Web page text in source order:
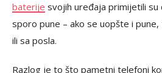
baterije svojih uređaja primijetili
sporo pune – ako se uopšte i
ili sa posla.
Razlog je to što pametni telefoni